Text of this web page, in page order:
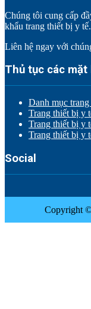
Chúng tôi cung cấp
khẩu trang thiết bị y tế.
Liên hệ ngay với
Thủ tục các mặt
Danh mục
Trang thiết bị y
Trang thiết bị y
Trang thiết bị y
Social
Copyright